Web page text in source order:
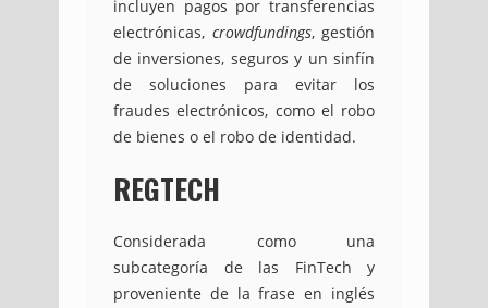
incluyen pagos por transferencias
electrónicas, crowdfundings, gestión
de inversiones, seguros y un sinfín
de soluciones para evitar los
fraudes electrónicos, como el robo
de bienes o el robo de identidad.
REGTECH
Considerada como una
subcategoría de las FinTech y
proveniente de la frase en inglés